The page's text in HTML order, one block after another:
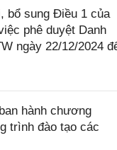
bổ sung Điều 1 của
phê duyệt Danh
ngày 22/12/2024
hành chương
trình đào tạo các